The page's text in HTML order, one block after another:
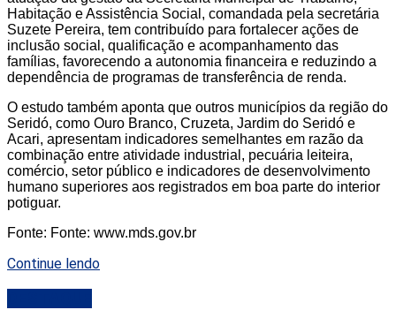
Habitação e Assistência Social, comandada pela secretária
Suzete Pereira, tem contribuído para fortalecer ações de
inclusão social, qualificação e acompanhamento das
famílias, favorecendo a autonomia financeira e reduzindo a
dependência de programas de transferência de renda.
O estudo também aponta que outros municípios da região do
Seridó, como Ouro Branco, Cruzeta, Jardim do Seridó e
Acari, apresentam indicadores semelhantes em razão da
combinação entre atividade industrial, pecuária leiteira,
comércio, setor público e indicadores de desenvolvimento
humano superiores aos registrados em boa parte do interior
potiguar.
Fonte: Fonte: www.mds.gov.br
Continue lendo